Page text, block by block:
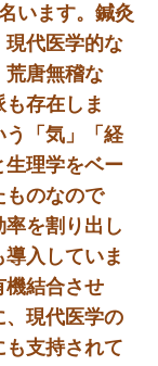
います。鍼灸
現代医学的な
荒唐無稽な
も存在しま
う「気」「経
生理学をベー
ものなので
を割り出し
入していま
機結合させ
、現代医学の
支持されて